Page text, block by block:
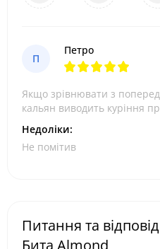
П
Петро
Якщо зрівнювати з
кальян виводить куріння
Недоліки:
Не помітив
Питання та
Бита Almond